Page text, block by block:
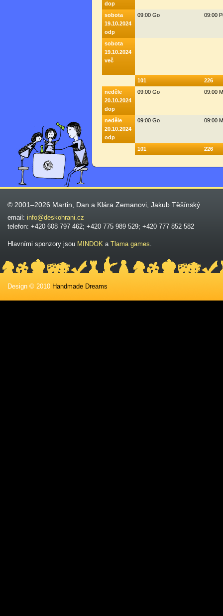
dop
sobota
19.10.2024
odp
09:00 Go 09:00
sobota
19.10.2024
več
101
226
neděle
20.10.2024
dop
09:00 Go 09:00
neděle
20.10.2024
odp
09:00 Go 09:00
101 226
© 2001–2026 Martin, Dan a Klára Zemanovi, Jakub Těšínský
email: info@deskohrani.cz
telefon: +420 608 797 462; +420 775 989 529; +420 777 852 582
Hlavními sponzory jsou MINDOK a Tlama games.
Design © 2010 Handmade Dreams